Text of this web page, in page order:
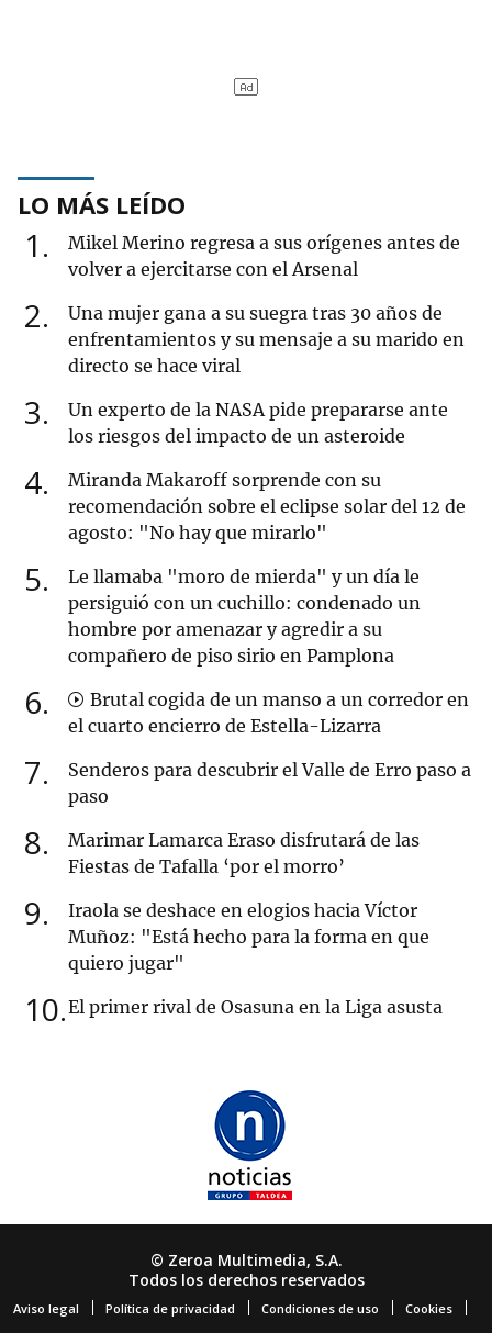
LO MÁS LEÍDO
1
Mikel Merino regresa a sus orígenes antes de
volver a ejercitarse con el Arsenal
2
Una mujer gana a su suegra tras 30 años de
enfrentamientos y su mensaje a su marido en
directo se hace viral
3
Un experto de la NASA pide prepararse ante
los riesgos del impacto de un asteroide
4
Miranda Makaroff sorprende con su
recomendación sobre el eclipse solar del 12 de
agosto: "No hay que mirarlo"
5
Le llamaba "moro de mierda" y un día le
persiguió con un cuchillo: condenado un
hombre por amenazar y agredir a su
compañero de piso sirio en Pamplona
6
Brutal cogida de un manso a un corredor en
el cuarto encierro de Estella-Lizarra
7
Senderos para descubrir el Valle de Erro paso a
paso
8
Marimar Lamarca Eraso disfrutará de las
Fiestas de Tafalla ‘por el morro’
9
Iraola se deshace en elogios hacia Víctor
Muñoz: "Está hecho para la forma en que
quiero jugar"
10 El primer rival de Osasuna en la Liga asusta
© Zeroa Multimedia, S.A.
Todos los derechos reservados
Aviso legal Política de privacidad Condiciones de uso Cookies